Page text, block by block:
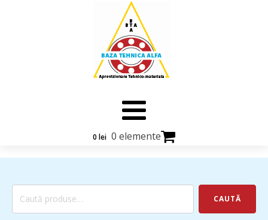
0 lei 0 elemente
Caută
CAUTĂ